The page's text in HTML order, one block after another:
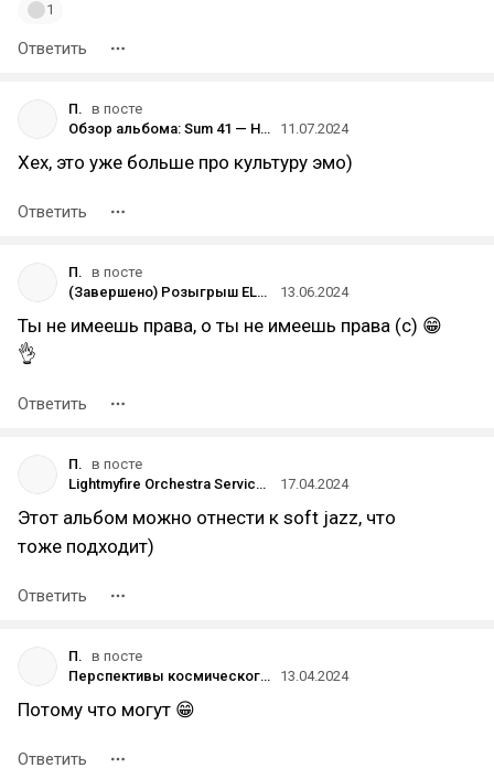
1
Ответить
П. в посте
Обзор альбома: Sum 41 — Heaven :x: Hell (2024)
11.07.2024
Хех, это уже больше про культуру эмо)
Ответить
П. в посте
(Завершено) Розыгрыш ELDEN RING Shadow of the Erdtree (Steam РФ+СНГ)
13.06.2024
Ты не имеешь права, о ты не имеешь права (с) 😁
👌
Ответить
П. в посте
Lightmyfire Orchestra Service — Miensk Sketches (2023)
17.04.2024
Этот альбом можно отнести к soft jazz, что
тоже подходит)
Ответить
П. в посте
Перспективы космического кинематографа
13.04.2024
Потому что могут 😁
Ответить